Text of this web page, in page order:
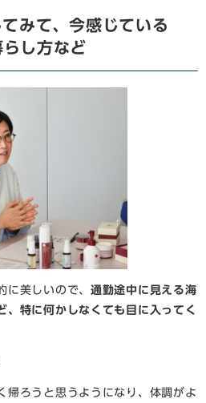
みて、今感じている
し方など
に美しいので、 通勤途中に見える海
、特に何かしなくても目に入ってく
帰ろうと思うようになり、体調がよ